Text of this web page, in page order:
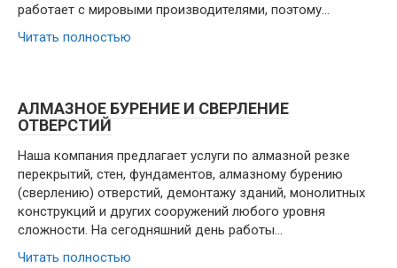
работает с мировыми производителями, поэтому…
Читать полностью
АЛМАЗНОЕ БУРЕНИЕ И СВЕРЛЕНИЕ
ОТВЕРСТИЙ
Наша компания предлагает услуги по алмазной резке
перекрытий, стен, фундаментов, алмазному бурению
(сверлению) отверстий, демонтажу зданий, монолитных
конструкций и других сооружений любого уровня
сложности. На сегодняшний день работы…
Читать полностью